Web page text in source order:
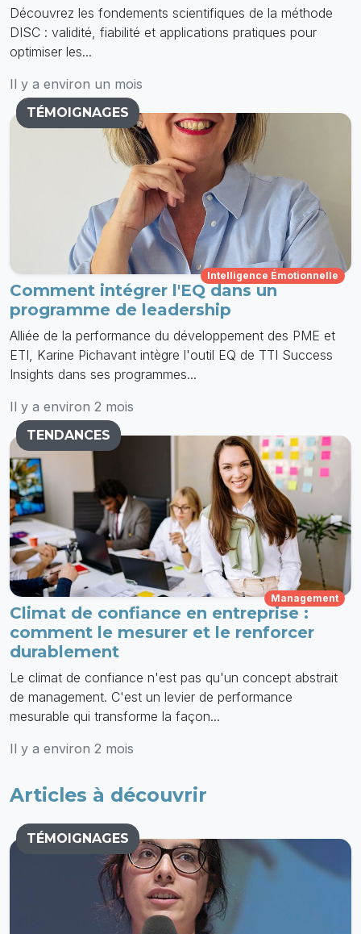
Découvrez les fondements scientifiques de la méthode
DISC : validité, fiabilité et applications pratiques pour
optimiser les...
Il y a environ un mois
TÉMOIGNAGES
Intelligence Émotionnelle
Comment intégrer l'EQ dans un
programme de leadership
Alliée de la performance du développement des PME et
ETI, Karine Pichavant intègre l'outil EQ de TTI Success
Insights dans ses programmes...
Il y a environ 2 mois
TENDANCES
Management
Climat de confiance en entreprise :
comment le mesurer et le renforcer
durablement
Le climat de confiance n'est pas qu'un concept abstrait
de management. C'est un levier de performance
mesurable qui transforme la façon...
Il y a environ 2 mois
Articles à découvrir
TÉMOIGNAGES